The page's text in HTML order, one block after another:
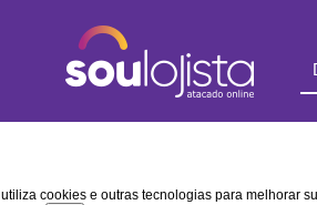
utiliza cookies e outras tecnologias para melhorar